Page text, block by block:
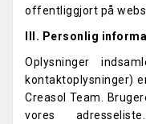
offentliggjort på
III. Personlig
Oplysninger
kontaktoplysninger)
Creasol Team.
vores